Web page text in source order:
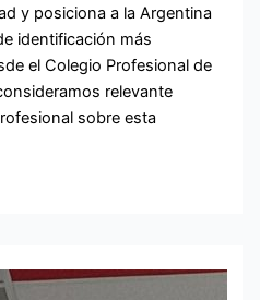
y posiciona a la Argentina
identificación más
el Colegio Profesional de
relevante
sobre esta